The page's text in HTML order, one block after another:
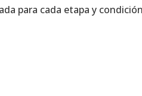
para cada etapa y